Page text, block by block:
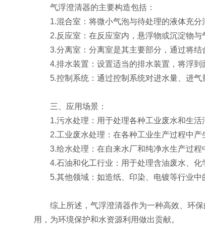
气浮澄清器的主要构造包括：
1.混合室：将微小气泡与待处理的液体充分
2.反应室：在反应室内，悬浮物或沉淀物与
3.分离室：分离室是其主要部分，通过将结
4.排水装置：设置适当的排水装置，将浮到
5.控制系统：通过控制系统对进水量、进气
三、应用场景：
1.污水处理：用于处理各种工业废水和生活
2.工业废水处理：在各种工业生产过程中产
3.给水处理：在自来水厂和纯净水生产过程
4.石油和化工行业：用于处理含油废水、化
5.其他领域：如造纸、印染、电镀等行业中
综上所述，气浮澄清器作为一种高效、环保
用，为环境保护和水资源利用做出贡献。